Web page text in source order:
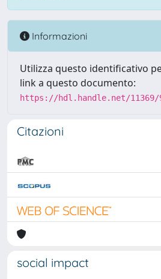
Informazioni
Utilizza questo identificativo
link a questo documento:
https://hdl.handle.net/11369/
Citazioni
social impact